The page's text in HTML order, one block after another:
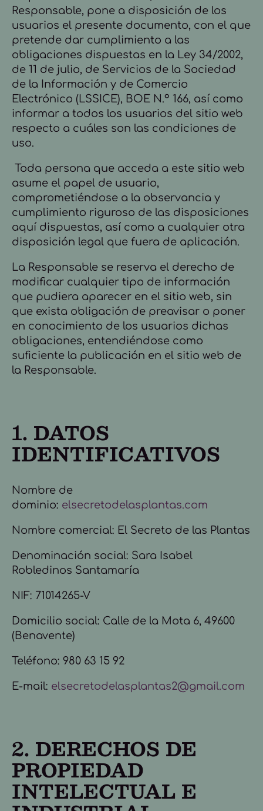
Responsable, pone a disposición de los
usuarios el presente documento, con el que
pretende dar cumplimiento a las
obligaciones dispuestas en la Ley 34/2002,
de 11 de julio, de Servicios de la Sociedad
de la Información y de Comercio
Electrónico (LSSICE), BOE N.º 166, así como
informar a todos los usuarios del sitio web
respecto a cuáles son las condiciones de
uso.
Toda persona que acceda a este sitio web
asume el papel de usuario,
comprometiéndose a la observancia y
cumplimiento riguroso de las disposiciones
aquí dispuestas, así como a cualquier otra
disposición legal que fuera de aplicación.
La Responsable se reserva el derecho de
modificar cualquier tipo de información
que pudiera aparecer en el sitio web, sin
que exista obligación de preavisar o poner
en conocimiento de los usuarios dichas
obligaciones, entendiéndose como
suficiente la publicación en el sitio web de
la Responsable.
1. DATOS
IDENTIFICATIVOS
Nombre de
dominio: elsecretodelasplantas.com
Nombre comercial: El Secreto de las Plantas
Denominación social: Sara Isabel
Robledinos Santamaría
NIF: 71014265-V
Domicilio social: Calle de la Mota 6, 49600
(Benavente)
Teléfono: 980 63 15 92
E-mail: elsecretodelasplantas2@gmail.com
2. DERECHOS DE
PROPIEDAD
INTELECTUAL E